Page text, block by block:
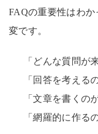
FAQの重要性はわ
変です。
「どんな質問が
「回答を考える
「文章を書くの
「網羅的に作る